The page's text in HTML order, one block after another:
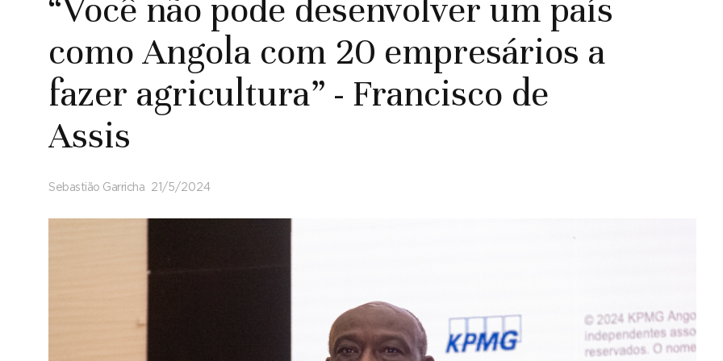
“Você não pode desenvolver um país
como Angola com 20 empresários a
fazer agricultura” - Francisco de
Assis
Sebastião Garricha 21/5/2024